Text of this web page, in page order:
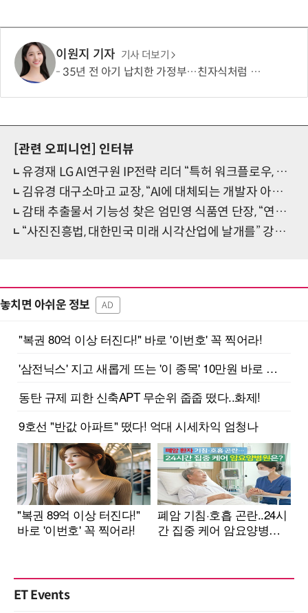
이원지 기자 기사 더보기
35년 전 아기 납치한 가정부…친자식처럼 키워서? '징역 3년' 논란
[관련 오피니언]
인터뷰
유경재 LG AI연구원 IP전략 리더 “특허 워크플로우, 기업과 대리인이 함께 쓰는 공통 인프라로”
김유경 대구소마고 교장, “AI에 대체되는 개발자 아닌, AI 리딩하는 풀스택 엔지니어 양성”
감태 추출물서 기능성 찾은 엄민영 식품연 단장, “연구 성과가 국민에게 닿기를”
“사진진흥법, 대한민국 미래 시각산업에 날개를” 강종진 전 사진산업진흥법제정위원회 위원장
놓치면 아쉬운 정보 AD
ET Events